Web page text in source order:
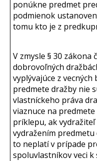
ponúkne predmet
podmienok
tomu kto je z
V zmysle § 30 zákona
dobrovoľných
vyplývajúce z
predmete dražby nie
vlastníckeho práva
viaznuce na
príklepu, ak
vydražením
to neplatí v prípade
spoluvlastníkov veci